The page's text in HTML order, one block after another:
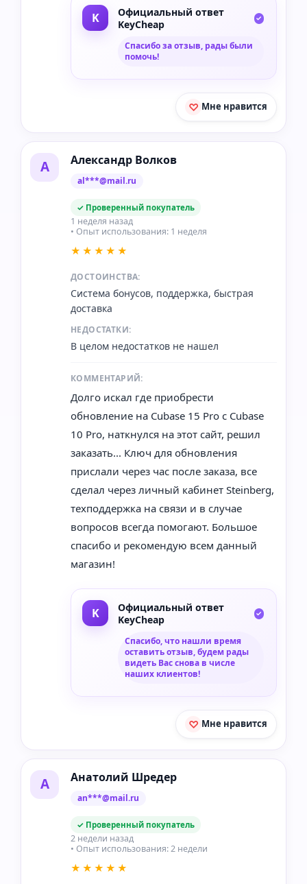
Официальный ответ
KeyCheap
Спасибо за отзыв, рады были
помочь!
Мне нравится
А Александр Волков
al***@mail.ru
✓ Проверенный покупатель
1 неделя назад
• Опыт использования: 1 неделя
★★★★★
ДОСТОИНСТВА:
Система бонусов, поддержка, быстрая
доставка
НЕДОСТАТКИ:
В целом недостатков не нашел
КОММЕНТАРИЙ:
Долго искал где приобрести
обновление на Cubase 15 Pro с Cubase
10 Pro, наткнулся на этот сайт, решил
заказать... Ключ для обновления
прислали через час после заказа, все
сделал через личный кабинет Steinberg,
техподдержка на связи и в случае
вопросов всегда помогают. Большое
спасибо и рекомендую всем данный
магазин!
Официальный ответ
KeyCheap
Спасибо, что нашли время
оставить отзыв, будем рады
видеть Вас снова в числе
наших клиентов!
Мне нравится
А Анатолий Шредер
an***@mail.ru
✓ Проверенный покупатель
2 недели назад
• Опыт использования: 2 недели
★★★★★